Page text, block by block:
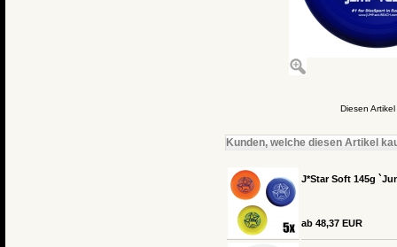
Diesen
Kunden, welche diesen Artikel
J*Star Soft 145g
ab 48,37 EUR